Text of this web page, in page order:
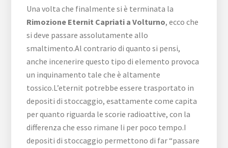
Una volta che finalmente si è terminata la
Rimozione Eternit Capriati a Volturno, ecco che
si deve passare assolutamente allo
smaltimento.Al contrario di quanto si pensi,
anche incenerire questo tipo di elemento provoca
un inquinamento tale che è altamente
tossico.L’eternit potrebbe essere trasportato in
depositi di stoccaggio, esattamente come capita
per quanto riguarda le scorie radioattive, con la
differenza che esso rimane li per poco tempo.I
depositi di stoccaggio permettono di far “passare